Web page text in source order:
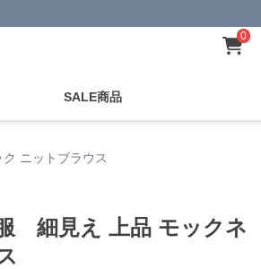
0
SALE商品
ニットブラウス
細見え 上品 モックネ